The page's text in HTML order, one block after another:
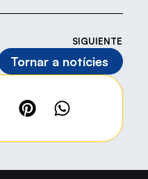
SIGUIENTE
Tornar a notícies